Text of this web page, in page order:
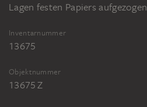
Lagen festen Papiers aufgezogen
Inventarnummer
13675
Objektnummer
13675 Z